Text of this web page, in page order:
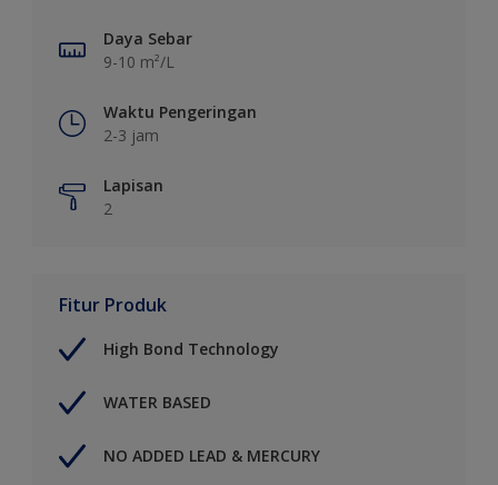
Daya Sebar
9-10 m²/L
Waktu Pengeringan
2-3 jam
Lapisan
2
Fitur Produk
High Bond Technology
WATER BASED
NO ADDED LEAD & MERCURY